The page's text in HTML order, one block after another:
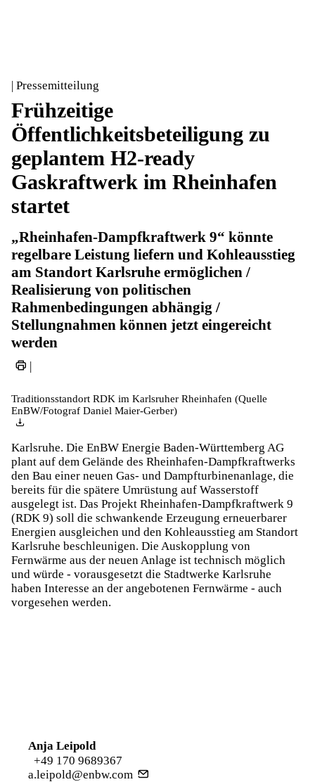
| Pressemitteilung
Frühzeitige
Öffentlichkeitsbeteiligung zu
geplantem H2-ready
Gaskraftwerk im Rheinhafen
startet
„Rheinhafen-Dampfkraftwerk 9“ könnte
regelbare Leistung liefern und Kohleausstieg
am Standort Karlsruhe ermöglichen /
Realisierung von politischen
Rahmenbedingungen abhängig /
Stellungnahmen können jetzt eingereicht
werden
|
Traditionsstandort RDK im Karlsruher Rheinhafen (Quelle
EnBW/Fotograf Daniel Maier-Gerber)
Karlsruhe. Die EnBW Energie Baden-Württemberg AG
plant auf dem Gelände des Rheinhafen-Dampfkraftwerks
den Bau einer neuen Gas- und Dampfturbinenanlage, die
bereits für die spätere Umrüstung auf Wasserstoff
ausgelegt ist. Das Projekt Rheinhafen-Dampfkraftwerk 9
(RDK 9) soll die schwankende Erzeugung erneuerbarer
Energien ausgleichen und den Kohleausstieg am Standort
Karlsruhe beschleunigen. Die Auskopplung von
Fernwärme aus der neuen Anlage ist technisch möglich
und würde - vorausgesetzt die Stadtwerke Karlsruhe
haben Interesse an der angebotenen Fernwärme - auch
vorgesehen werden.
Anja Leipold
+49 170 9689367
a.leipold@enbw.com